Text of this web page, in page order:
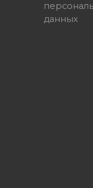
данных